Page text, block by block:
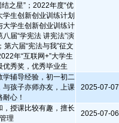
之星”；2022年度“优
生创新创业训练计划
大学生创新创业训练计
届“学宪法 讲宪法”演
六届“宪法与我”征文
年“互联网+”大学生
优秀奖，优秀毕业生
学辅导经验，初一初二
与孩子亦师亦友，上课
耐心！
2025-07-07
，授课比较有趣，擅长
管理
2025-07-06